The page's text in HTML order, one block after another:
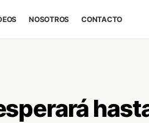
NOSOTROS CONTACTO